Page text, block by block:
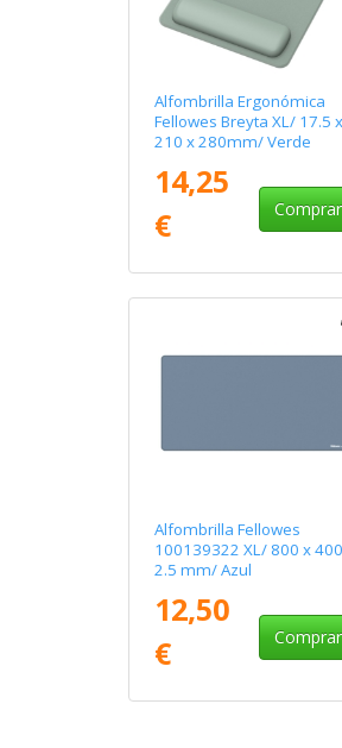
Alfombrilla Ergonómica
Fellowes Breyta XL/ 17.5 x
210 x 280mm/ Verde
14,25
€
Comprar
Alfombrilla Fellowes
100139322 XL/ 800 x
2.5 mm/ Azul
12,50
€
Comprar